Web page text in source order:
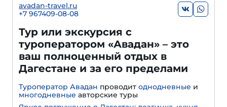
avadan-travel.ru
+7 967409-08-08
Тур или экскурсия с
туроператором «Авадан» – это
ваш полноценный отдых в
Дагестане и за его пределами
Туроператор Авадан проводит однодневные и
многодневные авторские туры